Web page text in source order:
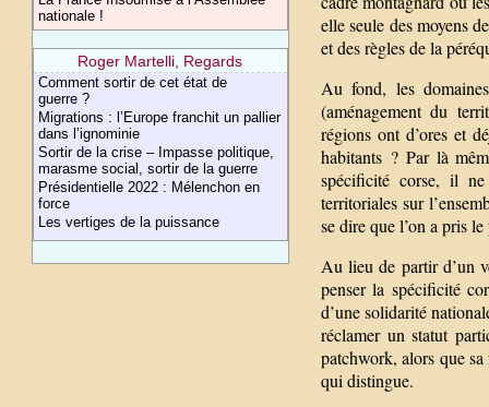
nationale !
Roger Martelli, Regards
Comment sortir de cet état de
guerre ?
Migrations : l’Europe franchit un pallier
dans l’ignominie
Sortir de la crise – Impasse politique,
marasme social, sortir de la guerre
Présidentielle 2022 : Mélenchon en
force
Les vertiges de la puissance
elle seule des moyens
et des règles de la
Au fond, les
(aménagement du
régions ont d’ores et
habitants ? Par là
spécificité corse, il
territoriales sur
se dire que l’on a pris
Au lieu de partir d’un
penser la spécificité
d’une solidarité
réclamer un statut
patchwork, alors que
qui distingue.